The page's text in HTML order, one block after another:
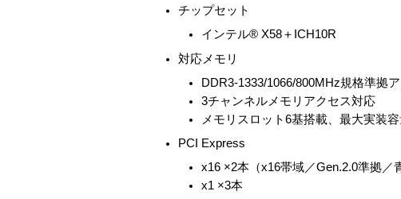
チップセット
インテル® X58＋ICH10R
対応メモリ
DDR3-1333/1066/800MHz規格準拠
3チャンネルメモリアクセス対応
メモリスロット6基搭載、最大実装
PCI Express
x16 ×2本（x16帯域／Gen.2.0準拠／
x1 ×3本